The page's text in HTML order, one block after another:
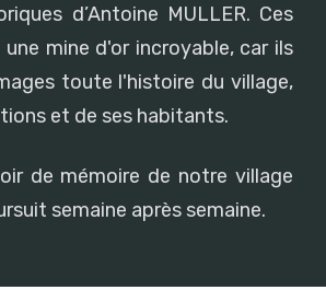
d’Antoine MULLER. Ces
mine d'or incroyable, car ils
toute l'histoire du village,
et de ses habitants.
de mémoire de notre village
semaine après semaine.